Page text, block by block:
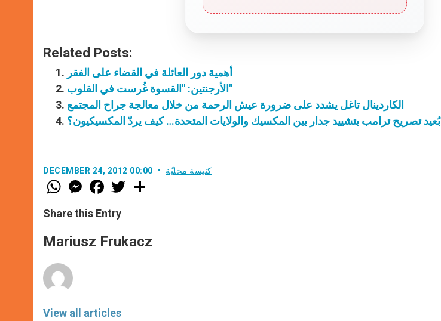
Related Posts:
أهمية دور العائلة في القضاء على الفقر
الأرجنتين: "القسوة غُرست في القلوب"
الكاردينال تاغل يشدد على ضرورة عيش الرحمة من خلال معالجة جراح المجتمع
بُعيد تصريح ترامب بتشييد جدار بين المكسيك والولايات المتحدة… كيف يردّ المكسيكيون؟
DECEMBER 24, 2012 00:00 كنيسة محليّة
W
h
t
s
p
p
M
e
s
e
g
e
F
a
e
b
o
k
w
r
Share this Entry
Mariusz Frukacz
View all articles